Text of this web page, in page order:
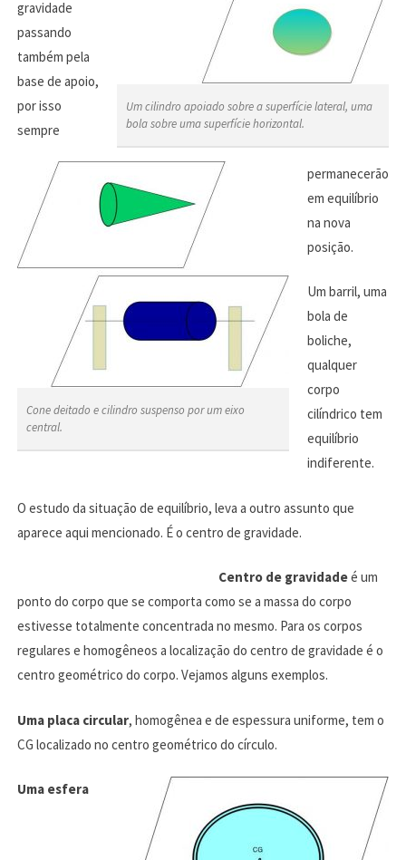
Um cilindro apoiado sobre a superfície lateral, uma
bola sobre uma superfície horizontal.
Cone deitado e cilindro suspenso por um eixo
central.
gravidade
passando
também pela
base de apoio,
por isso
sempre
permanecerão
em equilíbrio
na nova
posição.
Um barril, uma
bola de
boliche,
qualquer
corpo
cilíndrico tem
equilíbrio
indiferente.
O estudo da situação de equilíbrio, leva a outro assunto que
aparece aqui mencionado. É o centro de gravidade.
Centro de gravidadeé um
ponto do corpo que se comporta como se a massa do corpo
estivesse totalmente concentrada no mesmo. Para os corpos
regulares e homogêneos a localização do centro de gravidade é o
centro geométrico do corpo. Vejamos alguns exemplos.
Uma placa circular, homogênea e de espessura uniforme, tem o
CG localizado no centro geométrico do círculo.
Uma esfera